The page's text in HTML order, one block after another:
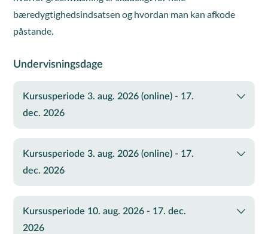
bæredygtighedsindsatsen og hvordan man kan afkode
påstande.
Undervisningsdage
Kursusperiode 3. aug. 2026 (online) - 17.
dec. 2026
Kursusperiode 3. aug. 2026 (online) - 17.
dec. 2026
Kursusperiode 10. aug. 2026 - 17. dec.
2026